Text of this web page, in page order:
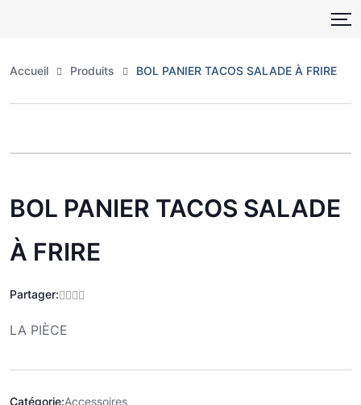
Accueil Produits BOL PANIER TACOS SALADE À FRIRE
BOL PANIER TACOS SALADE
À FRIRE
Partager:
LA PIÈCE
Catégorie:Accessoires